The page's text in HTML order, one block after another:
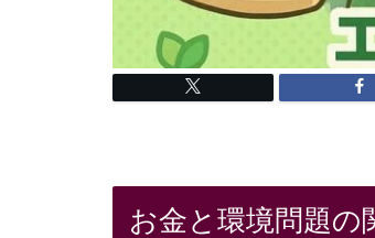
お金と環境問題の